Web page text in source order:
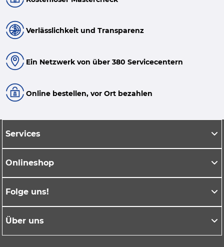
Verlässlichkeit und Transparenz
Ein Netzwerk von über 380 Servicecentern
Online bestellen, vor Ort bezahlen
Services
Onlineshop
Folge uns!
Über uns